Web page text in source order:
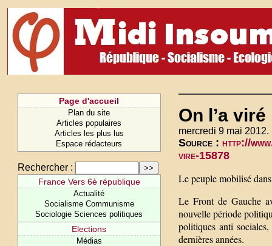
Page d'accueil
Plan du site
Articles populaires
Articles les plus lus
Espace rédacteurs
Rechercher :
France Vers 6è république
Actualité
Socialisme Communisme
Sociologie Sciences politiques
Elections
Médias
On l’a viré
mercredi 9 mai 2012.
Source : http://
vire-15878
Le peuple mobilisé
Le Front de Gauche
nouvelle période
politiques anti
dernières années.